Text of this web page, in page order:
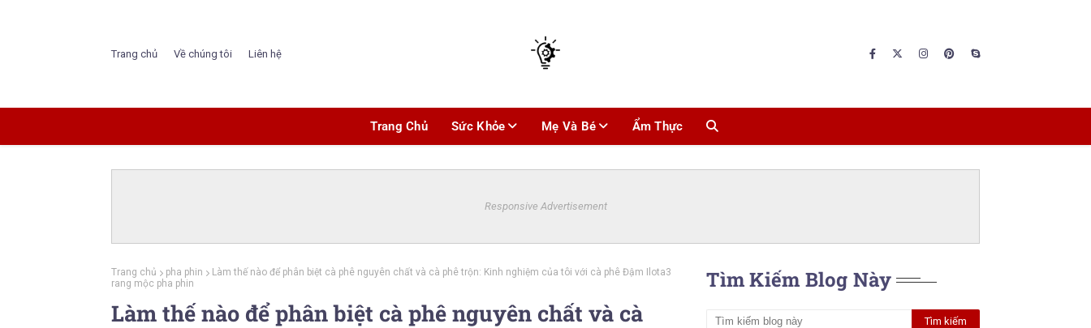
Trang chủ Về chúng tôi Liên hệ
Trang Chủ Sức Khỏe Mẹ Và Bé Ẩm Thực
Responsive Advertisement
Trang chủ pha phin
Làm thế nào để phân biệt cà phê nguyên chất và cà phê trộn: Kinh nghiệm của tôi với cà phê Đậm Ilota3
rang mộc pha phin
Làm thế nào để phân biệt cà phê nguyên chất và cà
Tìm Kiếm Blog Này